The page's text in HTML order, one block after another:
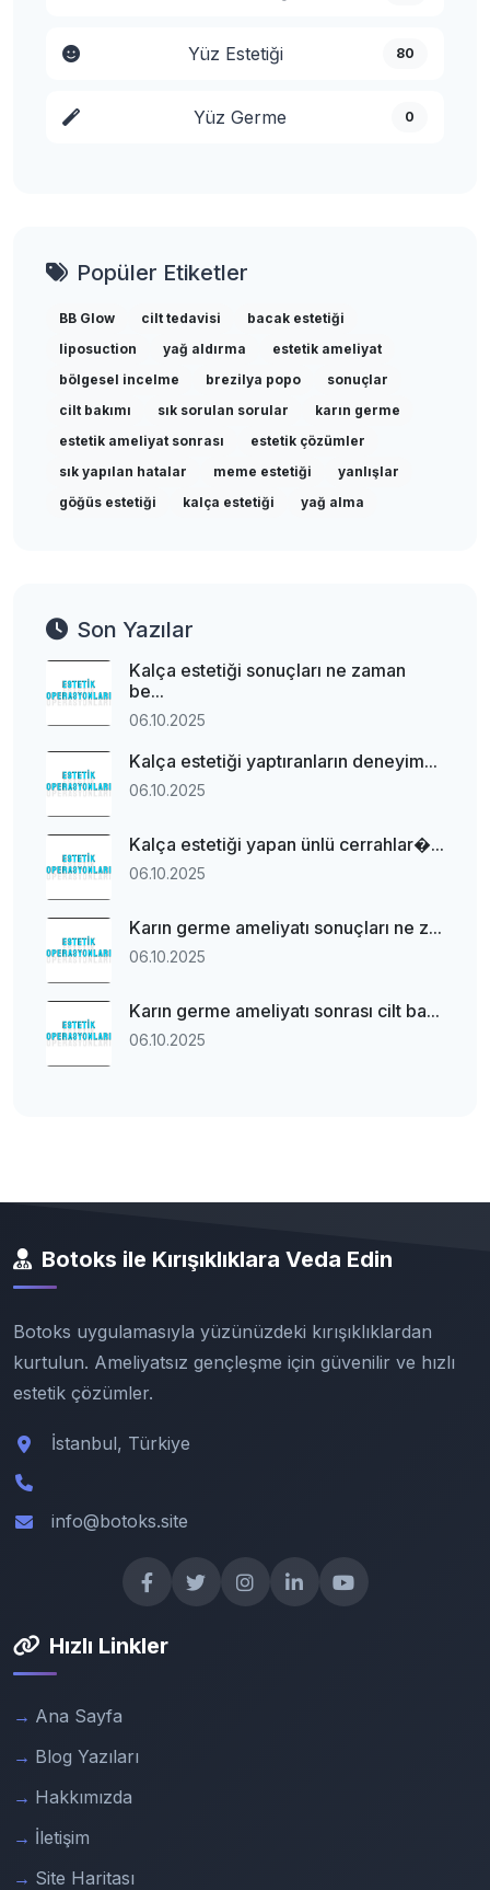
Yüz Estetiği 80
Yüz Germe 0
Popüler Etiketler
BB Glow cilt tedavisi
bacak estetiği
liposuction
yağ aldırma
estetik ameliyat
bölgesel incelme
brezilya popo
sonuçlar
cilt bakımı
sık sorulan sorular
karın germe
estetik ameliyat sonrası
estetik çözümler
sık yapılan hatalar
meme estetiği
yanlışlar
göğüs estetiği
kalça estetiği yağ alma
Son Yazılar
Kalça estetiği sonuçları ne zaman
be...
06.10.2025
Kalça estetiği yaptıranların deneyim...
06.10.2025
Kalça estetiği yapan ünlü cerrahlar�...
06.10.2025
Karın germe ameliyatı sonuçları ne z...
06.10.2025
Karın germe ameliyatı sonrası cilt ba...
06.10.2025
Botoks ile Kırışıklıklara Veda Edin
Botoks uygulamasıyla yüzünüzdeki kırışıklıklardan
kurtulun. Ameliyatsız gençleşme için güvenilir ve hızlı
estetik çözümler.
İstanbul, Türkiye
info@botoks.site
Hızlı Linkler
Ana Sayfa
Blog Yazıları
Hakkımızda
İletişim
Site Haritası